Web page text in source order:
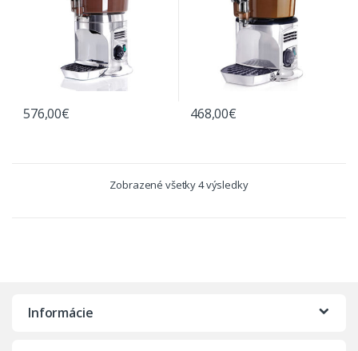
576,00€ 468,00€
Zobrazené všetky 4 výsledky
Informácie